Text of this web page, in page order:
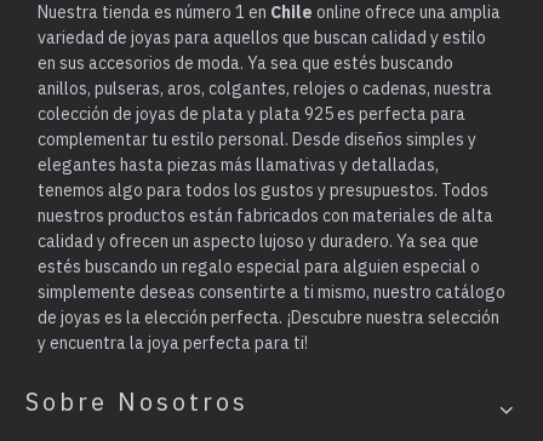
Nuestra tienda es número 1 en Chile online ofrece una amplia
variedad de joyas para aquellos que buscan calidad y estilo
en sus accesorios de moda. Ya sea que estés buscando
anillos, pulseras, aros, colgantes, relojes o cadenas, nuestra
colección de joyas de plata y plata 925 es perfecta para
complementar tu estilo personal. Desde diseños simples y
elegantes hasta piezas más llamativas y detalladas,
tenemos algo para todos los gustos y presupuestos. Todos
nuestros productos están fabricados con materiales de alta
calidad y ofrecen un aspecto lujoso y duradero. Ya sea que
estés buscando un regalo especial para alguien especial o
simplemente deseas consentirte a ti mismo, nuestro catálogo
de joyas es la elección perfecta. ¡Descubre nuestra selección
y encuentra la joya perfecta para ti!
Sobre Nosotros